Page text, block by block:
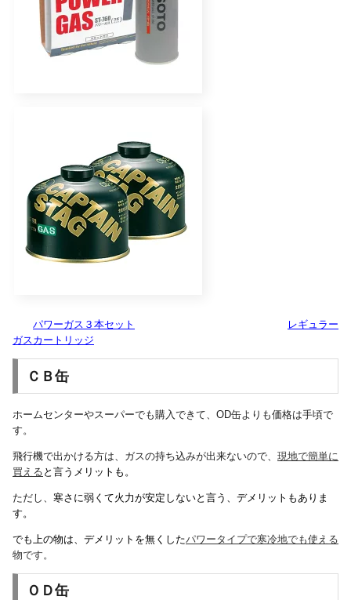
パワーガス３本セット
レギュラー
ガスカートリッジ
ＣＢ缶
ホームセンターやスーパーでも購入できて、OD缶よりも価格は手頃で
す。
飛行機で出かける方は、ガスの持ち込みが出来ないので、 現地で簡単に
買える と言うメリットも。
ただし、 寒さに弱くて火力が安定しないと言う、デメリットもありま
す。
でも上の物は、デメリットを無くしたパワータイプで寒冷地でも使える
物です。
ＯＤ缶